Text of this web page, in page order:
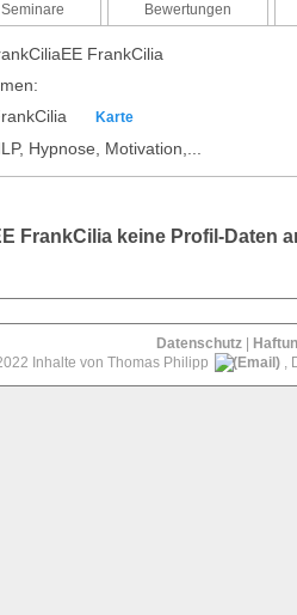
Seminare Bewertungen
FrankCilia
Karte
Hypnose, Motivation,...
FrankCilia keine Profil-Daten
Datenschutz |
Inhalte von Thomas Philipp
,